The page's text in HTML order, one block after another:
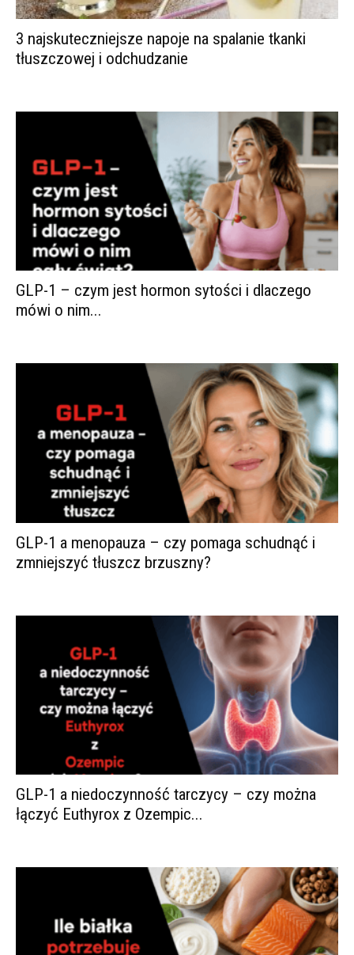
3 najskuteczniejsze napoje na spalanie tkanki
tłuszczowej i odchudzanie
GLP-1 – czym jest hormon sytości i dlaczego
mówi o nim...
GLP-1 a menopauza – czy pomaga schudnąć i
zmniejszyć tłuszcz brzuszny?
GLP-1 a niedoczynność tarczycy – czy można
łączyć Euthyrox z Ozempic...